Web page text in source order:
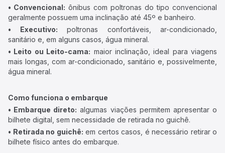
• Convencional: ônibus com poltronas do tipo convencional
geralmente possuem uma inclinação até 45º e banheiro.
• Executivo: poltronas confortáveis, ar-condicionado,
sanitário e, em alguns casos, água mineral.
• Leito ou Leito-cama: maior inclinação, ideal para viagens
mais longas, com ar-condicionado, sanitário e, possivelmente,
água mineral.
Como funciona o embarque
• Embarque direto: algumas viações permitem apresentar o
bilhete digital, sem necessidade de retirada no guichê.
• Retirada no guichê: em certos casos, é necessário retirar o
bilhete físico antes do embarque.